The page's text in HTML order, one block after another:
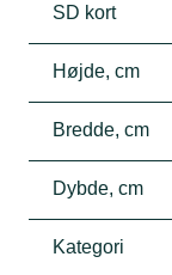
SD kort
Højde, cm
Bredde, cm
Dybde, cm
Kategori